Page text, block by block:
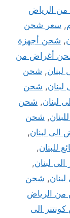
الرياض
, سعر شحن
, شحن أجهزة
أغراض من
, شحن
, شحن
لبنان, شحن
, شحن
لبنان,
للبنان,
لبنان,
, شحن
الرياض
الى